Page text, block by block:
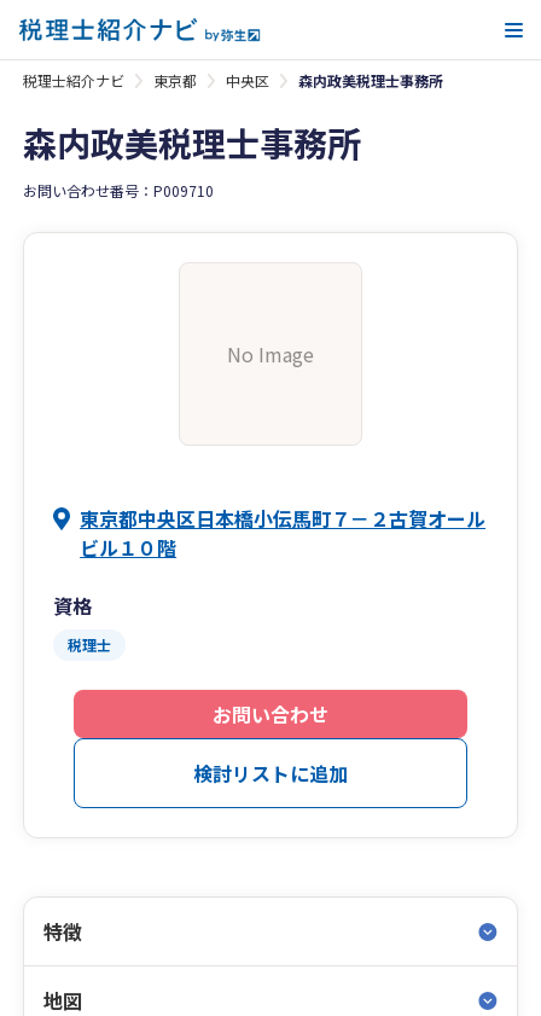
税理士紹介ナビ 東京都 中央区 森内政美税理士事務所
森内政美税理士事務所
お問い合わせ番号：P009710
No Image
東京都中央区日本橋小伝馬町７－２古賀オール
ビル１０階
資格
税理士
お問い合わせ
検討リストに追加
特徴
地図